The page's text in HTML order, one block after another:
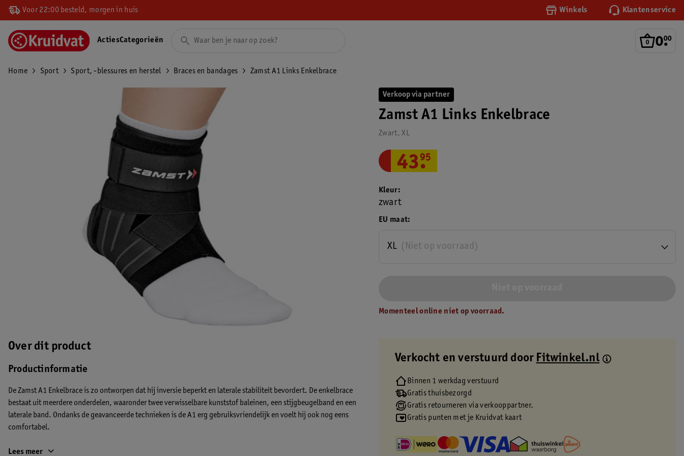
Voor 22:00 besteld, morgen in huis Winkels Klantenservice
0.
00
ActiesCategorieën
Home Sport Sport, -blessures en herstel Braces en bandages Zamst A1 Links Enkelbrace
Over dit product
Productinformatie
De Zamst A1 Enkelbrace is zo ontworpen dat hij inversie beperkt en laterale stabiliteit bevordert. De enkelbrace
bestaat uit meerdere onderdelen, waaronder twee verwisselbare kunststof baleinen, een stijgbeugelband en een
laterale band. Ondanks de geavanceerde technieken is de A1 erg gebruiksvriendelijk en voelt hij ook nog eens
comfortabel.
Indicatie
Lees meer
Verkoop via partner
Zamst A1 Links Enkelbrace
Zwart, XL
43.
95
EU maat
(Niet op voorraad)
XL
Kleur
zwart
Momenteel online niet op voorraad.
Verkocht en verstuurd door Fitwinkel.nl
Binnen 1 werkdag verstuurd
Gratis thuisbezorgd
Gratis retourneren via verkooppartner.
Gratis punten met je Kruidvat kaart